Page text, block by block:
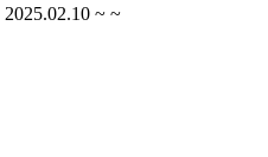
2025.02.10 ~ ~